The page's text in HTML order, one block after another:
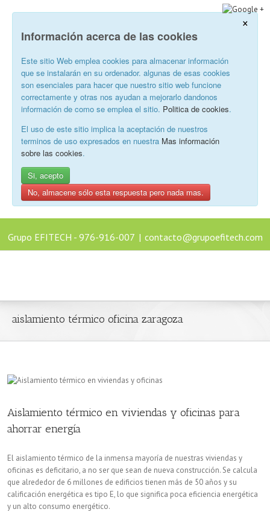
×
Información acerca de las cookies
Este sitio Web emplea cookies para almacenar información
que se instalarán en su ordenador. algunas de esas cookies
son esenciales para hacer que nuestro sitio web funcione
correctamente y otras nos ayudan a mejorarlo dandonos
información de como se emplea el sitio. Politica de cookies.
El uso de este sitio implica la aceptación de nuestros
terminos de uso expresados en nuestra Mas información
sobre las cookies.
Si, acepto
No, almacene sólo esta respuesta pero nada mas.
Grupo EFITECH - 976-916-007 | contacto@grupoefitech.com
aislamiento térmico oficina zaragoza
Aislamiento térmico en viviendas y oficinas para
ahorrar energía
El aislamiento térmico de la inmensa mayoría de nuestras viviendas y
oficinas es deficitario, a no ser que sean de nueva construcción. Se calcula
que alrededor de 6 millones de edificios tienen más de 50 años y su
calificación energética es tipo E, lo que significa poca eficiencia energética
y un alto consumo energético.